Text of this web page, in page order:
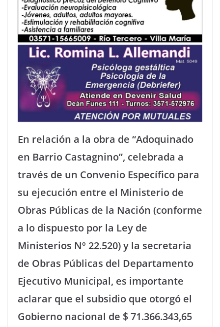
En relación a la obra de “Adoquinado
en Barrio Castagnino”, celebrada a
través de un Convenio Específico para
su ejecución entre el Ministerio de
Obras Públicas de la Nación (conforme
a lo dispuesto por la Ley de
Ministerios Nº 22.520) y la secretaria
de Obras Públicas del Departamento
Ejecutivo Municipal, es importante
aclarar que el subsidio que otorgó el
Gobierno nacional de $ 71.366.343,65